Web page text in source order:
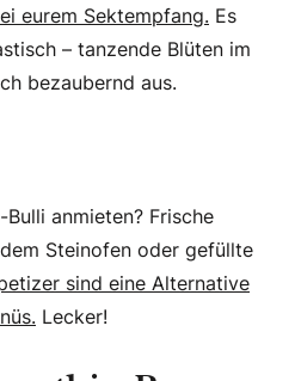
eurem Sektempfang. Es
– tanzende Blüten im
bezaubernd aus.
anmieten? Frische
Steinofen oder gefüllte
sind eine Alternative
Lecker!